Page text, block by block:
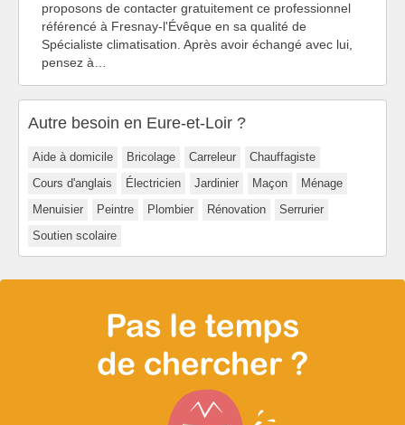
proposons de contacter gratuitement ce professionnel
référencé à Fresnay-l'Évêque en sa qualité de
Spécialiste climatisation. Après avoir échangé avec lui,
pensez à…
Autre besoin en Eure-et-Loir ?
Aide à domicile Bricolage Carreleur
Chauffagiste
Cours d'anglais
Électricien Jardinier Maçon
Ménage
Menuisier
Peintre Plombier Rénovation
Serrurier
Soutien scolaire